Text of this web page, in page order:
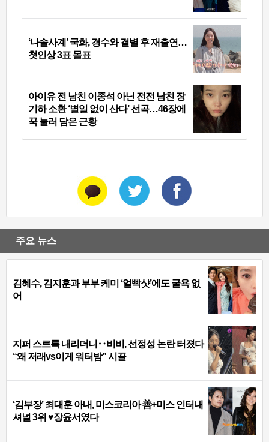
‘나솔사계’ 국화, 경수와 결별 후 재출연…
첫인상 3표 몰표
아이유 전 남친 이종석 아닌 전전 남친 장
기하 소환 ‘별일 없이 산다’ 선곡…46장에
꾹 눌러 담은 근황
주요 뉴스
김혜수, 김지훈과 부부 케미 ‘얼빡샷’에도 굴욕 없
어
지퍼 스르륵 내리더니‥비비, 선정성 논란 터졌다
“왜 저래vs이게 워터밤” 시끌
‘김부장’ 최대훈 아내, 미스코리아 善+미스 인터내
셔널 3위 ♥장윤서였다